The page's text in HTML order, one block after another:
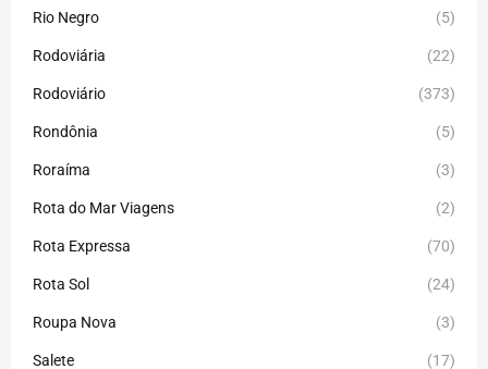
Rio Negro (5)
Rodoviária (22)
Rodoviário (373)
Rondônia (5)
Roraíma (3)
Rota do Mar Viagens (2)
Rota Expressa (70)
Rota Sol (24)
Roupa Nova (3)
Salete (17)